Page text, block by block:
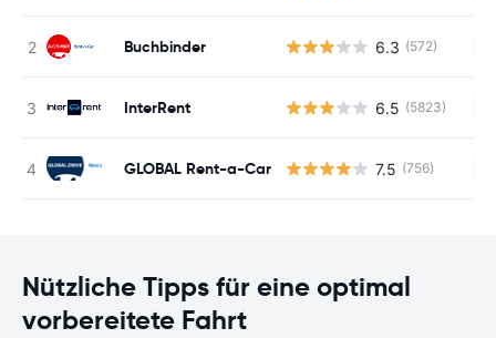
Buchbinder 6.3 (572)
InterRent 6.5 (5823)
GLOBAL Rent-a-Car 7.5 (756)
Nützliche Tipps für eine optimal
vorbereitete Fahrt